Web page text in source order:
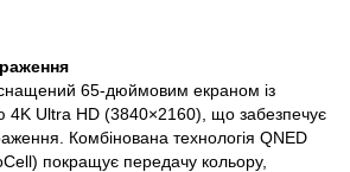
65-дюймовим екраном із
4K Ultra HD (3840×2160), що забезпечує
Комбінована технологія QNED
покращує передачу кольору,